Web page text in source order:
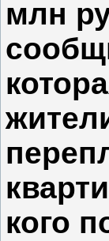
млн
кого